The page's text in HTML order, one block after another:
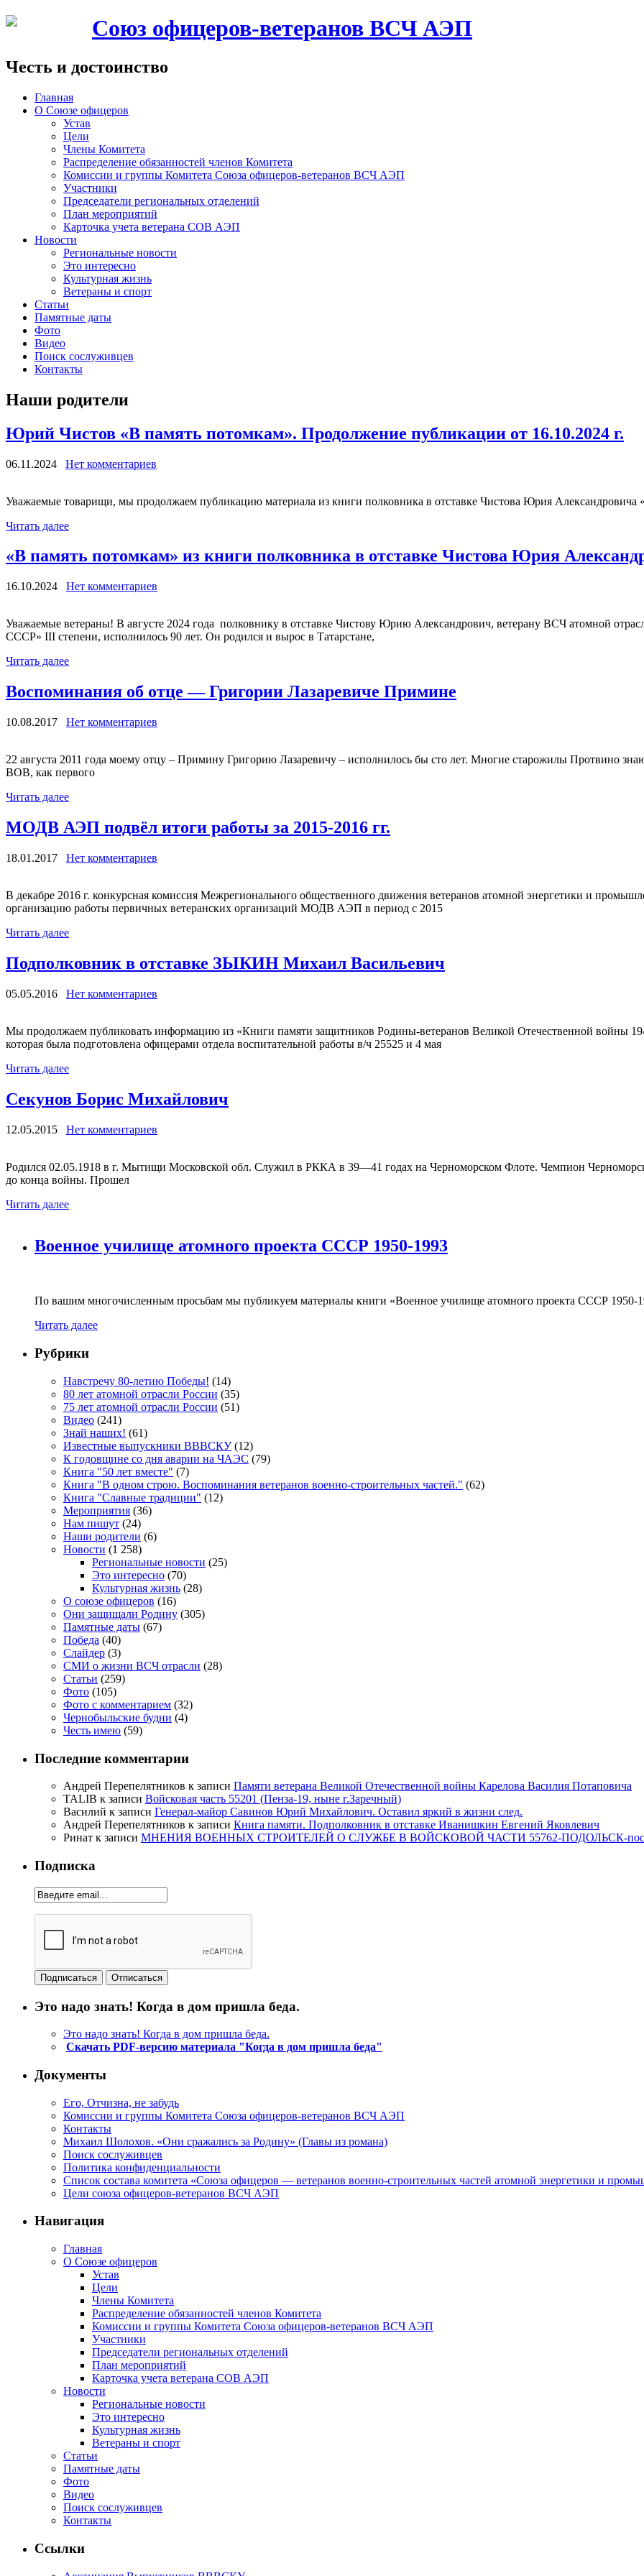
Союз офицеров-ветеранов ВСЧ АЭП
Честь и достоинство
Главная
О Союзе офицеров
Устав
Цели
Члены Комитета
Распределение обязанностей членов Комитета
Комиссии и группы Комитета Союза офицеров-ветеранов ВСЧ АЭП
Участники
Председатели региональных отделений
План мероприятий
Карточка учета ветерана CОВ АЭП
Новости
Региональные новости
Это интересно
Культурная жизнь
Ветераны и спорт
Статьи
Памятные даты
Фото
Видео
Поиск сослуживцев
Контакты
Наши родители
Юрий Чистов «В память потомкам». Продолжение публикации от 16.10.2024 г.
06.11.2024 Нет комментариев
Уважаемые товарищи, мы продолжаем публикацию материала из книги полковника в отставке Чистова Юрия Александровича
Читать далее
«В память потомкам» из книги полковника в отставке Чистова Юрия
16.10.2024 Нет комментариев
Уважаемые ветераны! В августе 2024 года полковнику в отставке Чистову Юрию Александрович, ветерану ВСЧ атомной
СССР» III степени, исполнилось 90 лет. Он родился и вырос в Татарстане,
Читать далее
Воспоминания об отце — Григории Лазаревиче Примине
10.08.2017 Нет комментариев
22 августа 2011 года моему отцу – Примину Григорию Лазаревичу – исполнилось бы сто лет. Многие старожилы Протвино
ВОВ, как первого
Читать далее
МОДВ АЭП подвёл итоги работы за 2015-2016 гг.
18.01.2017 Нет комментариев
В декабре 2016 г. конкурсная комиссия Межрегионального общественного движения ветеранов атомной энергетики и
организацию работы первичных ветеранских организаций МОДВ АЭП в период с 2015
Читать далее
Подполковник в отставке ЗЫКИН Михаил Васильевич
05.05.2016 Нет комментариев
Мы продолжаем публиковать информацию из «Книги памяти защитников Родины-ветеранов Великой Отечественной войны
которая была подготовлена офицерами отдела воспитательной работы в/ч 25525 и 4 мая
Читать далее
Секунов Борис Михайлович
12.05.2015 Нет комментариев
Родился 02.05.1918 в г. Мытищи Московской обл. Служил в РККА в 39—41 годах на Черноморском Флоте. Чемпион
до конца войны. Прошел
Читать далее
Военное училище атомного проекта СССР 1950-1993
По вашим многочисленным просьбам мы публикуем материалы книги «Военное училище атомного проекта СССР 1950-
Читать далее
Рубрики
Навстречу 80-летию Победы! (14)
80 лет атомной отрасли России (35)
75 лет атомной отрасли России (51)
Видео (241)
Знай наших! (61)
Известные выпускники ВВВСКУ(12)
К годовщине со дня аварии на ЧАЭС (79)
Книга "50 лет вместе" (7)
Книга "В одном строю. Воспоминания ветеранов военно-строительных частей." (62)
Книга "Славные традиции" (12)
Мероприятия (36)
Нам пишут (24)
Наши родители (6)
Новости (1 258)
Региональные новости (25)
Это интересно (70)
Культурная жизнь (28)
О союзе офицеров (16)
Они защищали Родину (305)
Памятные даты (67)
Победа (40)
Слайдер (3)
СМИ о жизни ВСЧ отрасли (28)
Статьи (259)
Фото (105)
Фото с комментарием (32)
Чернобыльские будни (4)
Честь имею (59)
Последние комментарии
Андрей Перепелятников к записи Памяти ветерана Великой Отечественной войны Карелова Василия Потаповича
TALIB к записи Войсковая часть 55201 (Пенза-19, ныне г.Заречный)
Василий к записи Генерал-майор Савинов Юрий Михайлович. Оставил яркий в жизни след.
Андрей Перепелятников к записи Книга памяти. Подполковник в отставке Иванишкин Евгений Яковлевич
Ринат к записи МНЕНИЯ ВОЕННЫХ СТРОИТЕЛЕЙ О СЛУЖБЕ В ВОЙСКОВОЙ ЧАСТИ 55762-ПОДОЛЬСК-
Подписка
Это надо знать! Когда в дом пришла беда.
Это надо знать! Когда в дом пришла беда.
Скачать PDF-версию материала "Когда в дом пришла беда"
Документы
Его, Отчизна, не забудь
Комиссии и группы Комитета Союза офицеров-ветеранов ВСЧ АЭП
Контакты
Михаил Шолохов. «Они сражались за Родину» (Главы из романа)
Поиск сослуживцев
Политика конфиденциальности
Список состава комитета «Союза офицеров — ветеранов военно-строительных частей атомной энергетики и
Цели союза офицеров-ветеранов ВСЧ АЭП
Навигация
Главная
О Союзе офицеров
Устав
Цели
Члены Комитета
Распределение обязанностей членов Комитета
Комиссии и группы Комитета Союза офицеров-ветеранов ВСЧ АЭП
Участники
Председатели региональных отделений
План мероприятий
Карточка учета ветерана CОВ АЭП
Новости
Региональные новости
Это интересно
Культурная жизнь
Ветераны и спорт
Статьи
Памятные даты
Фото
Видео
Поиск сослуживцев
Контакты
Ссылки